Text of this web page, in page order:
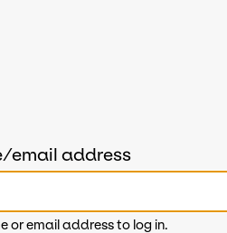
email address
or email address to log in.